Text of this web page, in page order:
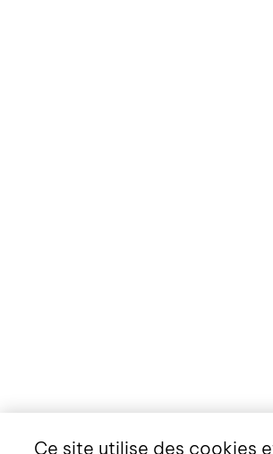
Ce site utilise des cookies